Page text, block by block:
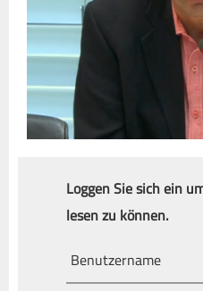
Loggen Sie sich ein
lesen zu können.